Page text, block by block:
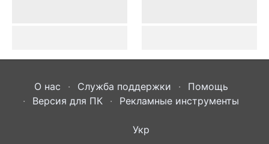
О нас Служба поддержки
Помощь
Версия для ПК
Рекламные инструменты
Укр